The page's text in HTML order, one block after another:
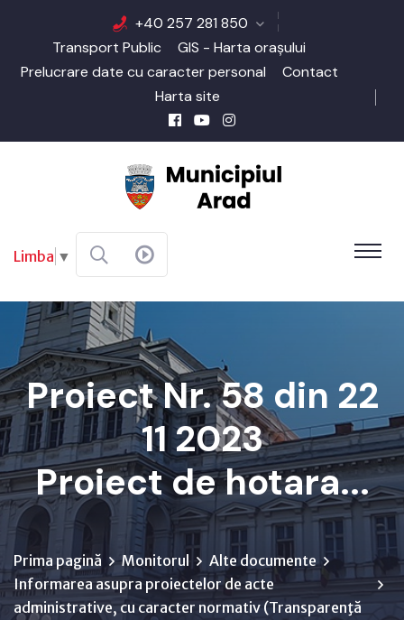
+40 257 281 850
Transport Public
GIS - Harta orașului
Prelucrare date cu caracter personal
Contact
Harta site
Limba ▼
Proiect Nr. 58 din 22
11 2023
Proiect de hotara...
Prima pagină Monitorul
Alte documente
Informarea asupra proiectelor de acte
administrative, cu caracter normativ (Transparenţă